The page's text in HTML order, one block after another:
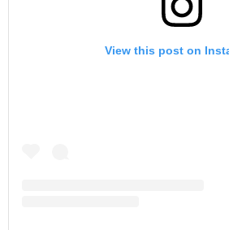
View this post on